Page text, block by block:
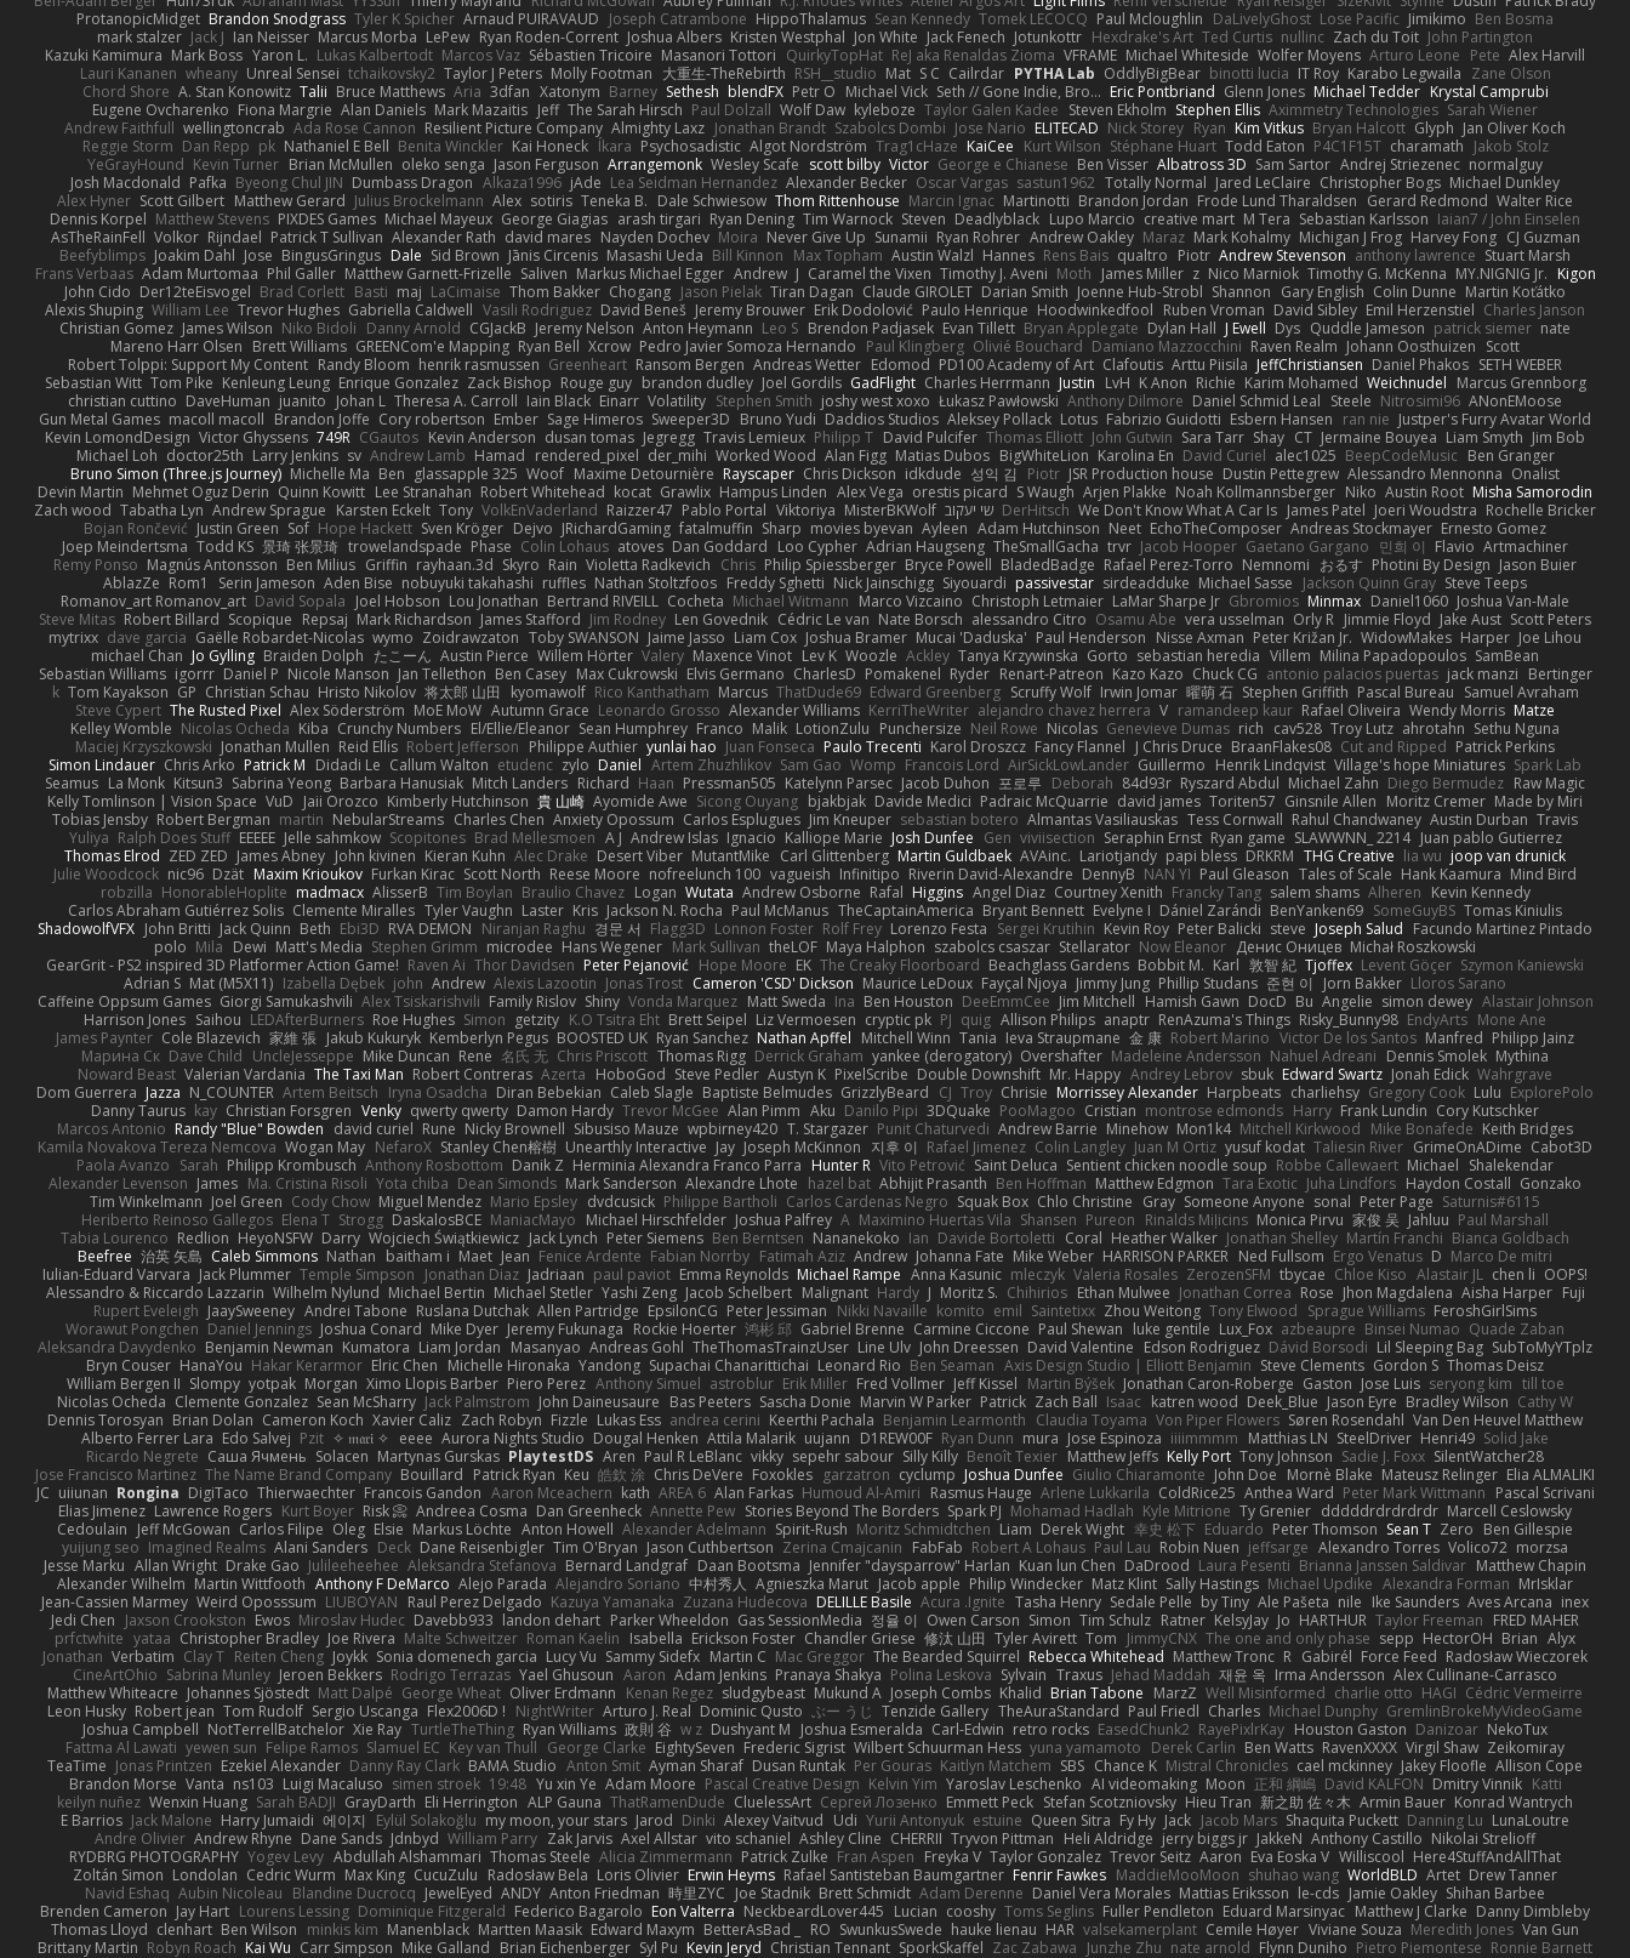
ProtanopicMidget Brandon Snodgrass Tyler K Spicher Arnaud PUIRAVAUD Joseph Catrambone HippoThalamus Sean Kennedy Tomek LECOCQ Paul Mcloughlin DaLivelyGhost Lose Pacific Jimikimo Ben Bosma
mark stalzer Jack J Ian Neisser Marcus Morba LePew Ryan Roden-Corrent Joshua Albers Kristen Westphal Jon White Jack Fenech Jotunkottr Hexdrake's Art Ted Curtis nullinc Zach du Toit John Partington
Kazuki Kamimura Mark Boss Yaron L. Lukas Kalbertodt Marcos Vaz Sébastien Tricoire Masanori Tottori QuirkyTopHat ReJ aka Renaldas Zioma VFRAME Michael Whiteside Wolfer Moyens Arturo Leone Pete Alex Harvill
Lauri Kananen wheany Unreal Sensei tchaikovsky2 Taylor J Peters Molly Footman 大重生-TheRebirth RSH__studio Mat S C Cailrdar PYTHA Lab OddlyBigBear binotti lucia IT Roy Karabo Legwaila Zane Olson
Chord Shore A. Stan Konowitz Talii Bruce Matthews Aria 3dfan Xatonym Barney Sethesh blendFX Petr O Michael Vick Seth // Gone Indie, Bro... Eric Pontbriand Glenn Jones Michael Tedder Krystal Camprubi
Eugene Ovcharenko Fiona Margrie Alan Daniels Mark Mazaitis Jeff The Sarah Hirsch Paul Dolzall Wolf Daw kyleboze Taylor Galen Kadee Steven Ekholm Stephen Ellis Aximmetry Technologies Sarah Wiener
Andrew Faithfull wellingtoncrab Ada Rose Cannon Resilient Picture Company Almighty Laxz Jonathan Brandt Szabolcs Dombi Jose Nario ELITECAD Nick Storey Ryan Kim Vitkus Bryan Halcott Glyph Jan Oliver Koch
Reggie Storm Dan Repp pk Nathaniel E Bell Benita Winckler Kai Honeck Íkara Psychosadistic Algot Nordström Trag1cHaze KaiCee Kurt Wilson Stéphane Huart Todd Eaton P4C1F15T charamath Jakob Stolz
YeGrayHound Kevin Turner Brian McMullen oleko senga Jason Ferguson Arrangemonk Wesley Scafe scott bilby Victor George e Chianese Ben Visser Albatross 3D Sam Sartor Andrej Striezenec normalguy
Josh Macdonald Pafka Byeong Chul JIN Dumbass Dragon Alkaza1996 jAde Lea Seidman Hernandez Alexander Becker Oscar Vargas sastun1962 Totally Normal Jared LeClaire Christopher Bogs Michael Dunkley
Alex Hyner Scott Gilbert Matthew Gerard Julius Brockelmann Alex sotiris Teneka B. Dale Schwiesow Thom Rittenhouse Marcin Ignac Martinotti Brandon Jordan Frode Lund Tharaldsen Gerard Redmond Walter Rice
Dennis Korpel Matthew Stevens PIXDES Games Michael Mayeux George Giagias arash tirgari Ryan Dening Tim Warnock Steven Deadlyblack Lupo Marcio creative mart M Tera Sebastian Karlsson Iaian7 / John Einselen
AsTheRainFell Volkor Rijndael Patrick T Sullivan Alexander Rath david mares Nayden Dochev Moira Never Give Up Sunamii Ryan Rohrer Andrew Oakley Maraz Mark Kohalmy Michigan J Frog Harvey Fong CJ Guzman
Beefyblimps Joakim Dahl Jose BingusGringus Dale Sid Brown Jānis Circenis Masashi Ueda Bill Kinnon Max Topham Austin Walzl Hannes Rens Bais qualtro Piotr Andrew Stevenson anthony lawrence Stuart Marsh
Frans Verbaas Adam Murtomaa Phil Galler Matthew Garnett-Frizelle Saliven Markus Michael Egger Andrew J Caramel the Vixen Timothy J. Aveni Moth James Miller z Nico Marniok Timothy G. McKenna MY.NIGNIG Jr. Kigon
John Cido Der12teEisvogel Brad Corlett Basti maj LaCimaise Thom Bakker Chogang Jason Pielak Tiran Dagan Claude GIROLET Darian Smith Joenne Hub-Strobl Shannon Gary English Colin Dunne Martin Koťátko
Alexis Shuping William Lee Trevor Hughes Gabriella Caldwell Vasili Rodriguez David Beneš Jeremy Brouwer Erik Dodolović Paulo Henrique Hoodwinkedfool Ruben Vroman David Sibley Emil Herzenstiel Charles Janson
Christian Gomez James Wilson Niko Bidoli Danny Arnold CGJackB Jeremy Nelson Anton Heymann Leo S Brendon Padjasek Evan Tillett Bryan Applegate Dylan Hall J Ewell Dys Quddle Jameson patrick siemer nate
Mareno Harr Olsen Brett Williams GREENCom'e Mapping Ryan Bell Xcrow Pedro Javier Somoza Hernando Paul Klingberg Olivié Bouchard Damiano Mazzocchini Raven Realm Johann Oosthuizen Scott
Robert Tolppi: Support My Content Randy Bloom henrik rasmussen Greenheart Ransom Bergen Andreas Wetter Edomod PD100 Academy of Art Clafoutis Arttu Piisila JeffChristiansen Daniel Phakos SETH WEBER
Sebastian Witt Tom Pike Kenleung Leung Enrique Gonzalez Zack Bishop Rouge guy brandon dudley Joel Gordils GadFlight Charles Herrmann Justin LvH K Anon Richie Karim Mohamed Weichnudel Marcus Grennborg
christian cuttino DaveHuman juanito Johan L Theresa A. Carroll Iain Black Einarr Volatility Stephen Smith joshy west xoxo Łukasz Pawłowski Anthony Dilmore Daniel Schmid Leal Steele Nitrosimi96 ANonEMoose
Gun Metal Games macoll macoll Brandon Joffe Cory robertson Ember Sage Himeros Sweeper3D Bruno Yudi Daddios Studios Aleksey Pollack Lotus Fabrizio Guidotti Esbern Hansen ran nie Justper's Furry Avatar World
Kevin LomondDesign Victor Ghyssens 749R CGautos Kevin Anderson dusan tomas Jegregg Travis Lemieux Philipp T David Pulcifer Thomas Elliott John Gutwin Sara Tarr Shay CT Jermaine Bouyea Liam Smyth Jim Bob
Michael Loh doctor25th Larry Jenkins sv Andrew Lamb Hamad rendered_pixel der_mihi Worked Wood Alan Figg Matias Dubos BigWhiteLion Karolina En David Curiel alec1025 BeepCodeMusic Ben Granger
Bruno Simon (Three.js Journey) Michelle Ma Ben glassapple 325 Woof Maxime Detournière Rayscaper Chris Dickson idkdude 성익 김 Piotr JSR Production house Dustin Pettegrew Alessandro Mennonna Onalist
Devin Martin Mehmet Oguz Derin Quinn Kowitt Lee Stranahan Robert Whitehead kocat Grawlix Hampus Linden Alex Vega orestis picard S Waugh Arjen Plakke Noah Kollmannsberger Niko Austin Root Misha Samorodin
Zach wood Tabatha Lyn Andrew Sprague Karsten Eckelt Tony VolkEnVaderland Raizzer47 Pablo Portal Viktoriya MisterBKWolf שי יעקוב DerHitsch We Don't Know What A Car Is James Patel Joeri Woudstra Rochelle Bricker
Bojan Rončević Justin Green Sof Hope Hackett Sven Kröger Dejvo JRichardGaming fatalmuffin Sharp movies byevan Ayleen Adam Hutchinson Neet EchoTheComposer Andreas Stockmayer Ernesto Gomez
Joep Meindertsma Todd KS 景琦 张景琦 trowelandspade Phase Colin Lohaus atoves Dan Goddard Loo Cypher Adrian Haugseng TheSmallGacha trvr Jacob Hooper Gaetano Gargano 민희 이 Flavio Artmachiner
Remy Ponso Magnús Antonsson Ben Milius Griffin rayhaan.3d Skyro Rain Violetta Radkevich Chris Philip Spiessberger Bryce Powell BladedBadge Rafael Perez-Torro Nemnomi おるす Photini By Design Jason Buier
AblazZe Rom1 Serin Jameson Aden Bise nobuyuki takahashi ruffles Nathan Stoltzfoos Freddy Sghetti Nick Jainschigg Siyouardi passivestar sirdeadduke Michael Sasse Jackson Quinn Gray Steve Teeps
Romanov_art Romanov_art David Sopala Joel Hobson Lou Jonathan Bertrand RIVEILL Cocheta Michael Witmann Marco Vizcaino Christoph Letmaier LaMar Sharpe Jr Gbromios Minmax Daniel1060 Joshua Van-Male
Steve Mitas Robert Billard Scopique Repsaj Mark Richardson James Stafford Jim Rodney Len Govednik Cédric Le van Nate Borsch alessandro Citro Osamu Abe vera usselman Orly R Jimmie Floyd Jake Aust Scott Peters
mytrixx dave garcia Gaëlle Robardet-Nicolas wymo Zoidrawzaton Toby SWANSON Jaime Jasso Liam Cox Joshua Bramer Mucai 'Daduska' Paul Henderson Nisse Axman Peter Križan Jr. WidowMakes Harper Joe Lihou
michael Chan Jo Gylling Braiden Dolph たこーん Austin Pierce Willem Hörter Valery Maxence Vinot Lev K Woozle Ackley Tanya Krzywinska Gorto sebastian heredia Villem Milina Papadopoulos SamBean
Sebastian Williams igorrr Daniel P Nicole Manson Jan Tellethon Ben Casey Max Cukrowski Elvis Germano CharlesD Pomakenel Ryder Renart-Patreon Kazo Kazo Chuck CG antonio palacios puertas jack manzi Bertinger
k Tom Kayakson GP Christian Schau Hristo Nikolov 将太郎 山田 kyomawolf Rico Kanthatham Marcus ThatDude69 Edward Greenberg Scruffy Wolf Irwin Jomar 曜萌 石 Stephen Griffith Pascal Bureau Samuel Avraham
Steve Cypert The Rusted Pixel Alex Söderström MoE MoW Autumn Grace Leonardo Grosso Alexander Williams KerriTheWriter alejandro chavez herrera V ramandeep kaur Rafael Oliveira Wendy Morris Matze
Kelley Womble Nicolas Ocheda Kiba Crunchy Numbers El/Ellie/Eleanor Sean Humphrey Franco Malik LotionZulu Punchersize Neil Rowe Nicolas Genevieve Dumas rich cav528 Troy Lutz ahrotahn Sethu Nguna
Maciej Krzyszkowski Jonathan Mullen Reid Ellis Robert Jefferson Philippe Authier yunlai hao Juan Fonseca Paulo Trecenti Karol Droszcz Fancy Flannel J Chris Druce BraanFlakes08 Cut and Ripped Patrick Perkins
Simon Lindauer Chris Arko Patrick M Didadi Le Callum Walton etudenc zylo Daniel Artem Zhuzhlikov Sam Gao Womp Francois Lord AirSickLowLander Guillermo Henrik Lindqvist Village's hope Miniatures Spark Lab
Seamus La Monk Kitsun3 Sabrina Yeong Barbara Hanusiak Mitch Landers Richard Haan Pressman505 Katelynn Parsec Jacob Duhon 포로루 Deborah 84d93r Ryszard Abdul Michael Zahn Diego Bermudez Raw Magic
Kelly Tomlinson | Vision Space VuD Jaii Orozco Kimberly Hutchinson 貴 山崎 Ayomide Awe Sicong Ouyang bjakbjak Davide Medici Padraic McQuarrie david james Toriten57 Ginsnile Allen Moritz Cremer Made by Miri
Tobias Jensby Robert Bergman martin NebularStreams Charles Chen Anxiety Opossum Carlos Esplugues Jim Kneuper sebastian botero Almantas Vasiliauskas Tess Cornwall Rahul Chandwaney Austin Durban Travis
Yuliya Ralph Does Stuff EEEEE Jelle sahmkow Scopitones Brad Mellesmoen A J Andrew Islas Ignacio Kalliope Marie Josh Dunfee Gen viviisection Seraphin Ernst Ryan game SLAWWNN_ 2214 Juan pablo Gutierrez
Thomas Elrod ZED ZED James Abney John kivinen Kieran Kuhn Alec Drake Desert Viber MutantMike Carl Glittenberg Martin Guldbaek AVAinc. Lariotjandy papi bless DRKRM THG Creative lia wu joop van drunick
Julie Woodcock nic96 Dzät Maxim Krioukov Furkan Kirac Scott North Reese Moore nofreelunch 100 vagueish Infinitipo Riverin David-Alexandre DennyB NAN YI Paul Gleason Tales of Scale Hank Kaamura Mind Bird
robzilla HonorableHoplite madmacx AlisserB Tim Boylan Braulio Chavez Logan Wutata Andrew Osborne Rafal Higgins Angel Diaz Courtney Xenith Francky Tang salem shams Alheren Kevin Kennedy
Carlos Abraham Gutiérrez Solis Clemente Miralles Tyler Vaughn Laster Kris Jackson N. Rocha Paul McManus TheCaptainAmerica Bryant Bennett Evelyne I Dániel Zarándi BenYanken69 SomeGuyBS Tomas Kiniulis
ShadowolfVFX John Britti Jack Quinn Beth Ebi3D RVA DEMON Niranjan Raghu 경문 서 Flagg3D Lonnon Foster Rolf Frey Lorenzo Festa Sergei Krutihin Kevin Roy Peter Balicki steve Joseph Salud Facundo Martinez Pintado
polo Mila Dewi Matt's Media Stephen Grimm microdee Hans Wegener Mark Sullivan theLOF Maya Halphon szabolcs csaszar Stellarator Now Eleanor Денис Оницев Michał Roszkowski
GearGrit - PS2 inspired 3D Platformer Action Game! Raven Ai Thor Davidsen Peter Pejanović Hope Moore EK The Creaky Floorboard Beachglass Gardens Bobbit M. Karl 敦智 紀 Tjoffex Levent Göçer Szymon Kaniewski
Adrian S Mat (M5X11) Izabella Dębek john Andrew Alexis Lazootin Jonas Trost Cameron 'CSD' Dickson Maurice LeDoux Fayçal Njoya Jimmy Jung Phillip Studans 준현 이 Jorn Bakker Lloros Sarano
Caffeine Oppsum Games Giorgi Samukashvili Alex Tsiskarishvili Family Rislov Shiny Vonda Marquez Matt Sweda Ina Ben Houston DeeEmmCee Jim Mitchell Hamish Gawn DocD Bu Angelie simon dewey Alastair Johnson
Harrison Jones Saihou LEDAfterBurners Roe Hughes Simon getzity K.O Tsitra Eht Brett Seipel Liz Vermoesen cryptic pk PJ quig Allison Philips anaptr RenAzuma's Things Risky_Bunny98 EndyArts Mone Ane
James Paynter Cole Blazevich 家維 張 Jakub Kukuryk Kemberlyn Pegus BOOSTED UK Ryan Sanchez Nathan Apffel Mitchell Winn Tania Ieva Straupmane 金 康 Robert Marino Victor De los Santos Manfred Philipp Jainz
Марина Ск Dave Child UncleJesseppe Mike Duncan Rene 名氏 无 Chris Priscott Thomas Rigg Derrick Graham yankee (derogatory) Overshafter Madeleine Andersson Nahuel Adreani Dennis Smolek Mythina
Noward Beast Valerian Vardania The Taxi Man Robert Contreras Azerta HoboGod Steve Pedler Austyn K PixelScribe Double Downshift Mr. Happy Andrey Lebrov sbuk Edward Swartz Jonah Edick Wahrgrave
Dom Guerrera Jazza N_COUNTER Artem Beitsch Iryna Osadcha Diran Bebekian Caleb Slagle Baptiste Belmudes GrizzlyBeard CJ Troy Chrisie Morrissey Alexander Harpbeats charliehsy Gregory Cook Lulu ExplorePolo
Danny Taurus kay Christian Forsgren Venky qwerty qwerty Damon Hardy Trevor McGee Alan Pimm Aku Danilo Pipi 3DQuake PooMagoo Cristian montrose edmonds Harry Frank Lundin Cory Kutschker
Marcos Antonio Randy "Blue" Bowden david curiel Rune Nicky Brownell Sibusiso Mauze wpbirney420 T. Stargazer Punit Chaturvedi Andrew Barrie Minehow Mon1k4 Mitchell Kirkwood Mike Bonafede Keith Bridges
Kamila Novakova Tereza Nemcova Wogan May NefaroX Stanley Chen榕樹 Unearthly Interactive Jay Joseph McKinnon 지후 이 Rafael Jimenez Colin Langley Juan M Ortiz yusuf kodat Taliesin River GrimeOnADime Cabot3D
Paola Avanzo Sarah Philipp Krombusch Anthony Rosbottom Danik Z Herminia Alexandra Franco Parra Hunter R Vito Petrović Saint Deluca Sentient chicken noodle soup Robbe Callewaert Michael Shalekendar
Alexander Levenson James Ma. Cristina Risoli Yota chiba Dean Simonds Mark Sanderson Alexandre Lhote hazel bat Abhijit Prasanth Ben Hoffman Matthew Edgmon Tara Exotic Juha Lindfors Haydon Costall Gonzako
Tim Winkelmann Joel Green Cody Chow Miguel Mendez Mario Epsley dvdcusick Philippe Bartholi Carlos Cardenas Negro Squak Box Chlo Christine Gray Someone Anyone sonal Peter Page Saturnis#6115
Heriberto Reinoso Gallegos Elena T Strogg DaskalosBCE ManiacMayo Michael Hirschfelder Joshua Palfrey A Maximino Huertas Vila Shansen Pureon Rinalds Miļicins Monica Pirvu 家俊 吴 Jahluu Paul Marshall
Tabia Lourenco Redlion HeyoNSFW Darry Wojciech Świątkiewicz Jack Lynch Peter Siemens Ben Berntsen Nananekoko Ian Davide Bortoletti Coral Heather Walker Jonathan Shelley Martín Franchi Bianca Goldbach
Beefree 治英 矢島 Caleb Simmons Nathan baitham i Maet Jean Fenice Ardente Fabian Norrby Fatimah Aziz Andrew Johanna Fate Mike Weber HARRISON PARKER Ned Fullsom Ergo Venatus D Marco De mitri
Iulian-Eduard Varvara Jack Plummer Temple Simpson Jonathan Diaz Jadriaan paul paviot Emma Reynolds Michael Rampe Anna Kasunic mleczyk Valeria Rosales ZerozenSFM tbycae Chloe Kiso Alastair JL chen li OOPS!
Alessandro & Riccardo Lazzarin Wilhelm Nylund Michael Bertin Michael Stetler Yashi Zeng Jacob Schelbert Malignant Hardy J Moritz S. Chihirios Ethan Mulwee Jonathan Correa Rose Jhon Magdalena Aisha Harper Fuji
Rupert Eveleigh JaaySweeney Andrei Tabone Ruslana Dutchak Allen Partridge EpsilonCG Peter Jessiman Nikki Navaille komito emil Saintetixx Zhou Weitong Tony Elwood Sprague Williams FeroshGirlSims
Worawut Pongchen Daniel Jennings Joshua Conard Mike Dyer Jeremy Fukunaga Rockie Hoerter 鸿彬 邱 Gabriel Brenne Carmine Ciccone Paul Shewan luke gentile Lux_Fox azbeaupre Binsei Numao Quade Zaban
Aleksandra Davydenko Benjamin Newman Kumatora Liam Jordan Masanyao Andreas Gohl TheThomasTrainzUser Line Ulv John Dreessen David Valentine Edson Rodriguez Dávid Borsodi Lil Sleeping Bag SubToMyYTplz
Bryn Couser HanaYou Hakar Kerarmor Elric Chen Michelle Hironaka Yandong Supachai Chanarittichai Leonard Rio Ben Seaman Axis Design Studio | Elliott Benjamin Steve Clements Gordon S Thomas Deisz
William Bergen II Slompy yotpak Morgan Ximo Llopis Barber Piero Perez Anthony Simuel astroblur Erik Miller Fred Vollmer Jeff Kissel Martin Býšek Jonathan Caron-Roberge Gaston Jose Luis seryong kim till toe
Nicolas Ocheda Clemente Gonzalez Sean McSharry Jack Palmstrom John Daineusaure Bas Peeters Sascha Donie Marvin W Parker Patrick Zach Ball Isaac katren wood Deek_Blue Jason Eyre Bradley Wilson Cathy W
Dennis Torosyan Brian Dolan Cameron Koch Xavier Caliz Zach Robyn Fizzle Lukas Ess andrea cerini Keerthi Pachala Benjamin Learmonth Claudia Toyama Von Piper Flowers Søren Rosendahl Van Den Heuvel Matthew
Alberto Ferrer Lara Edo Salvej Pzit ✧ 𝔪𝔞𝔯𝔦 ✧ eeee Aurora Nights Studio Dougal Henken Attila Malarik uujann D1REW00F Ryan Dunn mura Jose Espinoza iiiimmmm Matthias LN SteelDriver Henri49 Solid Jake
Ricardo Negrete Саша Ячмень Solacen Martynas Gurskas PlaytestDS Aren Paul R LeBlanc vikky sepehr sabour Silly Killy Benoît Texier Matthew Jeffs Kelly Port Tony Johnson Sadie J. Foxx SilentWatcher28
Jose Francisco Martinez The Name Brand Company Bouillard Patrick Ryan Keu 皓欽 涂 Chris DeVere Foxokles garzatron cyclump Joshua Dunfee Giulio Chiaramonte John Doe Mornè Blake Mateusz Relinger Elia ALMALIKI
JC uiiunan Rongina DigiTaco Thierwaechter Francois Gandon Aaron Mceachern kath AREA 6 Alan Farkas Humoud Al-Amiri Rasmus Hauge Arlene Lukkarila ColdRice25 Anthea Ward Peter Mark Wittmann Pascal Scrivani
Elias Jimenez Lawrence Rogers Kurt Boyer Risk 📀 Andreea Cosma Dan Greenheck Annette Pew Stories Beyond The Borders Spark PJ Mohamad Hadlah Kyle Mitrione Ty Grenier dddddrdrdrdrdr Marcell Ceslowsky
Cedoulain Jeff McGowan Carlos Filipe Oleg Elsie Markus Löchte Anton Howell Alexander Adelmann Spirit-Rush Moritz Schmidtchen Liam Derek Wight 幸史 松下 Eduardo Peter Thomson Sean T Zero Ben Gillespie
yuijung seo Imagined Realms Alani Sanders Deck Dane Reisenbigler Tim O'Bryan Jason Cuthbertson Zerina Cmajcanin FabFab Robert A Lohaus Paul Lau Robin Nuen jeffsarge Alexandro Torres Volico72 morzsa
Jesse Marku Allan Wright Drake Gao Julileeheehee Aleksandra Stefanova Bernard Landgraf Daan Bootsma Jennifer "daysparrow" Harlan Kuan lun Chen DaDrood Laura Pesenti Brianna Janssen Saldivar Matthew Chapin
Alexander Wilhelm Martin Wittfooth Anthony F DeMarco Alejo Parada Alejandro Soriano 中村秀人 Agnieszka Marut Jacob apple Philip Windecker Matz Klint Sally Hastings Michael Updike Alexandra Forman MrIsklar
Jean-Cassien Marmey Weird Oposssum LIUBOYAN Raul Perez Delgado Kazuya Yamanaka Zuzana Hudecova DELILLE Basile Acura .Ignite Tasha Henry Sedale Pelle by Tiny Ale Pašeta nile Ike Saunders Aves Arcana inex
Jedi Chen Jaxson Crookston Ewos Miroslav Hudec Davebb933 landon dehart Parker Wheeldon Gas SessionMedia 정율 이 Owen Carson Simon Tim Schulz Ratner KelsyJay Jo HARTHUR Taylor Freeman FRED MAHER
prfctwhite yataa Christopher Bradley Joe Rivera Malte Schweitzer Roman Kaelin Isabella Erickson Foster Chandler Griese 修汰 山田 Tyler Avirett Tom JimmyCNX The one and only phase sepp HectorOH Brian Alyx
Jonathan Verbatim Clay T Reiten Cheng Joykk Sonia domenech garcia Lucy Vu Sammy Sidefx Martin C Mac Greggor The Bearded Squirrel Rebecca Whitehead Matthew Tronc R Gabirél Force Feed Radosław Wieczorek
CineArtOhio Sabrina Munley Jeroen Bekkers Rodrigo Terrazas Yael Ghusoun Aaron Adam Jenkins Pranaya Shakya Polina Leskova Sylvain Traxus Jehad Maddah 재윤 옥 Irma Andersson Alex Cullinane-Carrasco
Matthew Whiteacre Johannes Sjöstedt Matt Dalpé George Wheat Oliver Erdmann Kenan Regez sludgybeast Mukund A Joseph Combs Khalid Brian Tabone MarzZ Well Misinformed charlie otto HAGI Cédric Vermeirre
Leon Husky Robert jean Tom Rudolf Sergio Uscanga Flex2006D ! NightWriter Arturo J. Real Dominic Qusto ぶー うじ Tenzide Gallery TheAuraStandard Paul Friedl Charles Michael Dunphy GremlinBrokeMyVideoGame
Joshua Campbell NotTerrellBatchelor Xie Ray TurtleTheThing Ryan Williams 政則 谷 w z Dushyant M Joshua Esmeralda Carl-Edwin retro rocks EasedChunk2 RayePixlrKay Houston Gaston Danizoar NekoTux
Fattma Al Lawati yewen sun Felipe Ramos Slamuel EC Key van Thull George Clarke EightySeven Frederic Sigrist Wilbert Schuurman Hess yuna yamamoto Derek Carlin Ben Watts RavenXXXX Virgil Shaw Zeikomiray
TeaTime Jonas Printzen Ezekiel Alexander Danny Ray Clark BAMA Studio Anton Smit Ayman Sharaf Dusan Runtak Per Gouras Kaitlyn Matchem SBS Chance K Mistral Chronicles cael mckinney Jakey Floofle Allison Cope
Brandon Morse Vanta ns103 Luigi Macaluso simen stroek 19:48 Yu xin Ye Adam Moore Pascal Creative Design Kelvin Yim Yaroslav Leschenko AI videomaking Moon 正和 綱嶋 David KALFON Dmitry Vinnik Katti
keilyn nuñez Wenxin Huang Sarah BADJI GrayDarth Eli Herrington ALP Gauna ThatRamenDude CluelessArt Cергей Лозенко Emmett Peck Stefan Scotzniovsky Hieu Tran 新之助 佐々木 Armin Bauer Konrad Wantrych
E Barrios Jack Malone Harry Jumaidi 에이지 Eylül Solakoğlu my moon, your stars Jarod Dinki Alexey Vaitvud Udi Yurii Antonyuk estuine Queen Sitra Fy Hy Jack Jacob Mars Shaquita Puckett Danning Lu LunaLoutre
Andre Olivier Andrew Rhyne Dane Sands Jdnbyd William Parry Zak Jarvis Axel Allstar vito schaniel Ashley Cline CHERRII Tryvon Pittman Heli Aldridge jerry biggs jr JakkeN Anthony Castillo Nikolai Strelioff
RYDBRG PHOTOGRAPHY Yogev Levy Abdullah Alshammari Thomas Steele Alicia Zimmermann Patrick Zulke Fran Aspen Freyka V Taylor Gonzalez Trevor Seitz Aaron Eva Eoska V Williscool Here4StuffAndAllThat
Zoltán Simon Londolan Cedric Wurm Max King CucuZulu Radosław Bela Loris Olivier Erwin Heyms Rafael Santisteban Baumgartner Fenrir Fawkes MaddieMooMoon shuhao wang WorldBLD Artet Drew Tanner
Navid Eshaq Aubin Nicoleau Blandine Ducrocq JewelEyed ANDY Anton Friedman 時里ZYC Joe Stadnik Brett Schmidt Adam Derenne Daniel Vera Morales Mattias Eriksson le-cds Jamie Oakley Shihan Barbee
Brenden Cameron Jay Hart Lourens Lessing Dominique Fitzgerald Federico Bagarolo Eon Valterra NeckbeardLover445 Lucian cooshy Toms Seglins Fuller Pendleton Eduard Marsinyac Matthew J Clarke Danny Dimbleby
Thomas Lloyd clenhart Ben Wilson minkis kim Manenblack Martten Maasik Edward Maxym BetterAsBad _ RO SwunkusSwede hauke lienau HAR valsekamerplant Cemile Høyer Viviane Souza Meredith Jones Van Gun
Brittany Martin Robyn Roach Kai Wu Carr Simpson Mike Galland Brian Eichenberger Syl Pu Kevin Jeryd Christian Tennant SporkSkaffel Zac Zabawa Junzhe Zhu nate arnold Flynn Duniho Pietro Piemontese Ronnie Barnett